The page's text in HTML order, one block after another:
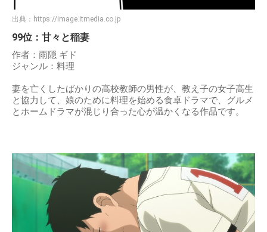
出典： https://image.itmedia.co.jp
99位：甘々と稲妻
作者：雨隠 ギド
ジャンル：料理
妻を亡くしたばかりの高校教師の男性が、教え子の女子高生
と協力して、娘のために料理を始める食卓ドラマで、グルメ
とホームドラマが混じり合った心が温かくなる作品です。